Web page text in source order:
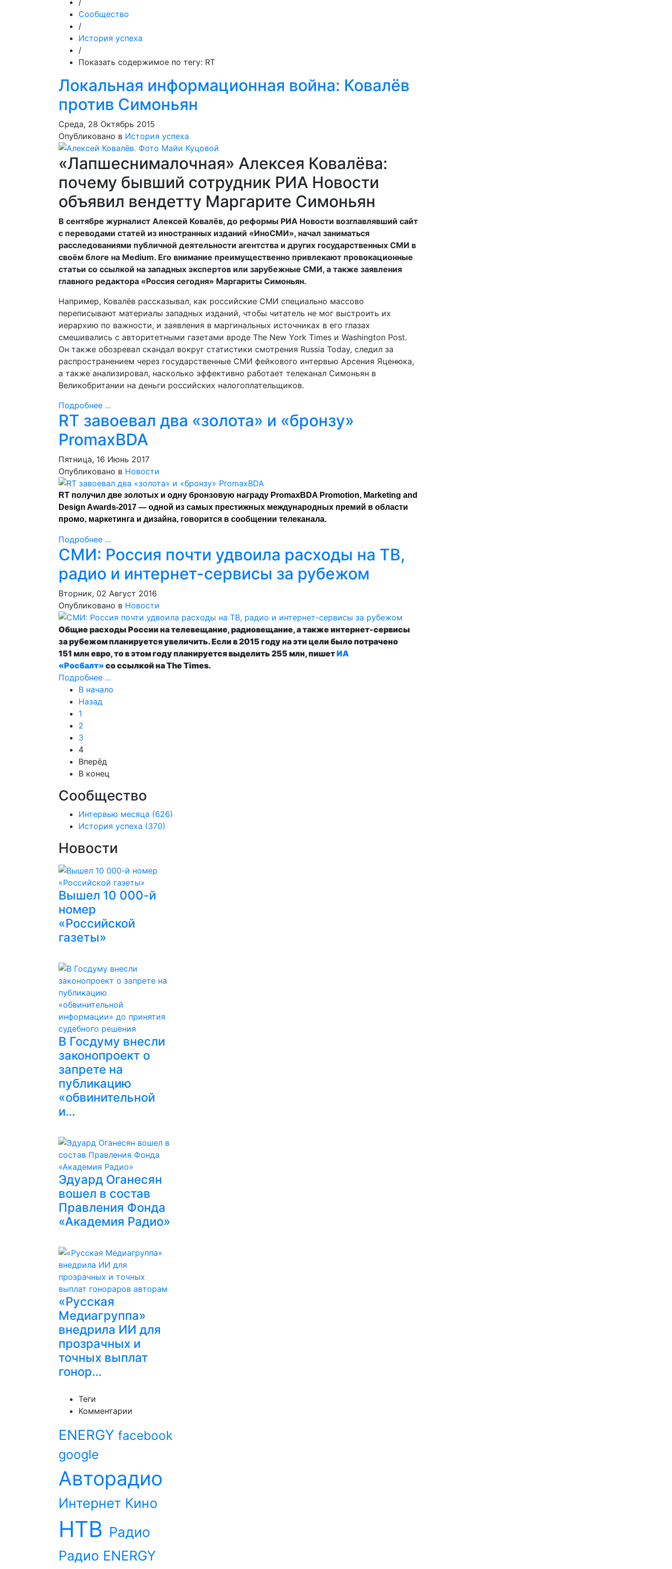
/
Сообщество
/
История успеха
/
Показать содержимое по тегу: RT
Локальная информационная война: Ковалёв
против Симоньян
Среда, 28 Октябрь 2015
Опубликовано в История успеха
«Лапшеснималочная» Алексея Ковалёва:
почему бывший сотрудник РИА Новости
объявил вендетту Маргарите Симоньян
В сентябре журналист Алексей Ковалёв, до реформы РИА Новости возглавлявший сайт
с переводами статей из иностранных изданий «ИноСМИ», начал заниматься
расследованиями публичной деятельности агентства и других государственных СМИ в
своём блоге на Medium. Его внимание преимущественно привлекают провокационные
статьи со ссылкой на западных экспертов или зарубежные СМИ, а также заявления
главного редактора «Россия сегодня» Маргариты Симоньян.
Например, Ковалёв рассказывал, как российские СМИ специально массово
переписывают материалы западных изданий, чтобы читатель не мог выстроить их
иерархию по важности, и заявления в маргинальных источниках в его глазах
смешивались с авторитетными газетами вроде The New York Times и Washington Post.
Он также обозревал скандал вокруг статистики смотрения Russia Today, следил за
распространением через государственные СМИ фейкового интервью Арсения Яценюка,
а также анализировал, насколько эффективно работает телеканал Симоньян в
Великобритании на деньги российских налогоплательщиков.
Подробнее ...
RT завоевал два «золота» и «бронзу»
PromaxBDA
Пятница, 16 Июнь 2017
Опубликовано в Новости
RT получил две золотых и одну бронзовую награду PromaxBDA Promotion, Marketing and
Design Awards-2017 — одной из самых престижных международных премий в области
промо, маркетинга и дизайна, говорится в сообщении телеканала.
Подробнее ...
СМИ: Россия почти удвоила расходы на ТВ,
радио и интернет-сервисы за рубежом
Вторник, 02 Август 2016
Опубликовано в Новости
Общие расходы России на телевещание, радиовещание, а также интернет-сервисы
за рубежом планируется увеличить. Если в 2015 году на эти цели было потрачено
151 млн евро, то в этом году планируется выделить 255 млн, пишетИА
«Росбалт» со ссылкой на The Times.
Подробнее ...
В начало
Назад
1
2
3
4
Вперёд
В конец
Сообщество
Интервью месяца (626)
История успеха (370)
Новости
Вышел 10 000-й
номер
«Российской
газеты»
В Госдуму внесли
законопроект о
запрете на
публикацию
«обвинительной
и…
Эдуард Оганесян
вошел в состав
Правления Фонда
«Академия Радио»
«Русская
Медиагруппа»
внедрила ИИ для
прозрачных и
точных выплат
гонор…
Теги
Комментарии
ENERGY facebook
google
Авторадио
Интернет Кино
НТВ Радио
Радио ENERGY